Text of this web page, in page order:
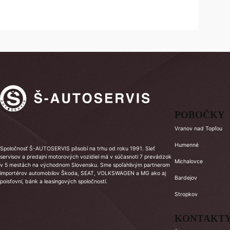
Spoločnosť Š-AUTOSERVIS pôsobí na trhu od roku 1991. Sieť
servisov a predajní motorových vozidiel má v súčasnoti 7 prevádzok
v 5 mestách na východnom Slovensku. Sme spoľahlivým partnerom
importérov automobilov Škoda, SEAT, VOLKSWAGEN a MG ako aj
poisťovní, bánk a leasingových spoločností.
POBOČKY
Vranov nad Topľou
Humenné
Michalovce
Bardejov
Stropkov